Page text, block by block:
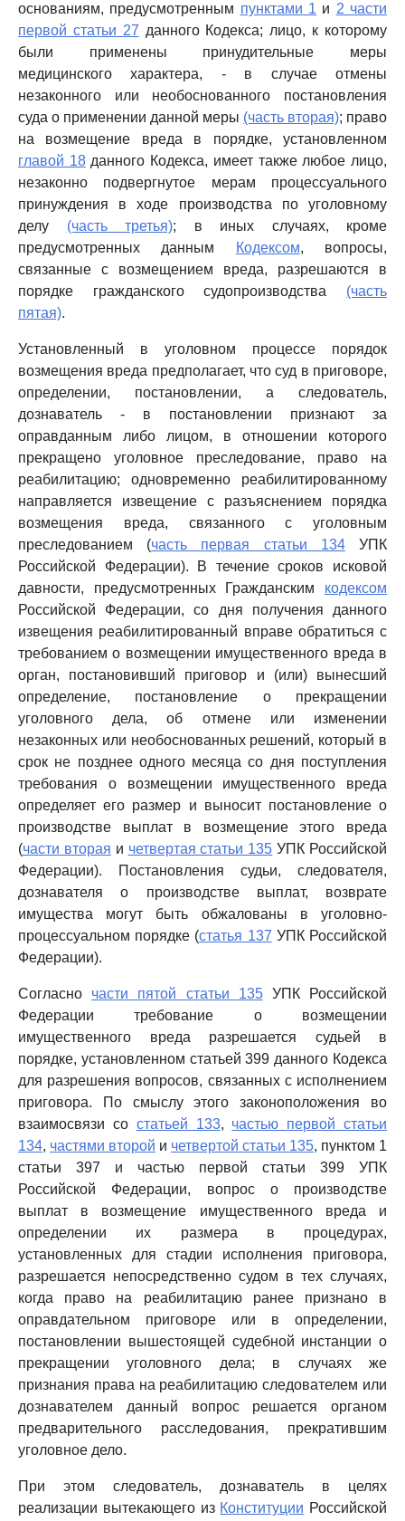
основаниям, предусмотренным пунктами 1 и 2 части
первой статьи 27 данного Кодекса; лицо, к которому
были применены принудительные меры
медицинского характера, - в случае отмены
незаконного или необоснованного постановления
суда о применении данной меры (часть вторая); право
на возмещение вреда в порядке, установленном
главой 18данного Кодекса, имеет также любое лицо,
незаконно подвергнутое мерам процессуального
принуждения в ходе производства по уголовному
делу (часть третья); в иных случаях, кроме
предусмотренных данным
Кодексом, вопросы,
связанные с возмещением вреда, разрешаются в
порядке гражданского судопроизводства (часть
пятая).
Установленный в уголовном процессе порядок
возмещения вреда предполагает, что суд в приговоре,
определении, постановлении, а следователь,
дознаватель - в постановлении признают за
оправданным либо лицом, в отношении которого
прекращено уголовное преследование, право на
реабилитацию; одновременно реабилитированному
направляется извещение с разъяснением порядка
возмещения вреда, связанного с уголовным
преследованием (часть первая статьи 134УПК
Российской Федерации). В течение сроков исковой
давности, предусмотренных Гражданским кодексом
Российской Федерации, со дня получения данного
извещения реабилитированный вправе обратиться с
требованием о возмещении имущественного вреда в
орган, постановивший приговор и (или) вынесший
определение, постановление о прекращении
уголовного дела, об отмене или изменении
незаконных или необоснованных решений, который в
срок не позднее одного месяца со дня поступления
требования о возмещении имущественного вреда
определяет его размер и выносит постановление о
производстве выплат в возмещение этого вреда
(части вторая и четвертая статьи 135 УПК Российской
Федерации). Постановления судьи, следователя,
дознавателя о производстве выплат, возврате
имущества могут быть обжалованы в уголовно-
процессуальном порядке (статья 137 УПК Российской
Федерации).
Согласно части пятой статьи 135УПК Российской
Федерации требование о возмещении
имущественного вреда разрешается судьей в
порядке, установленном статьей 399 данного Кодекса
для разрешения вопросов, связанных с исполнением
приговора. По смыслу этого законоположения во
взаимосвязи со статьей 133, частью первой статьи
134, частями второй и четвертой статьи 135, пунктом 1
статьи 397 и частью первой статьи 399 УПК
Российской Федерации, вопрос о производстве
выплат в возмещение имущественного вреда и
определении их размера в процедурах,
установленных для стадии исполнения приговора,
разрешается непосредственно судом в тех случаях,
когда право на реабилитацию ранее признано в
оправдательном приговоре или в определении,
постановлении вышестоящей судебной инстанции о
прекращении уголовного дела; в случаях же
признания права на реабилитацию следователем или
дознавателем данный вопрос решается органом
предварительного расследования, прекратившим
уголовное дело.
При этом следователь, дознаватель в целях
реализации вытекающего из Конституции Российской